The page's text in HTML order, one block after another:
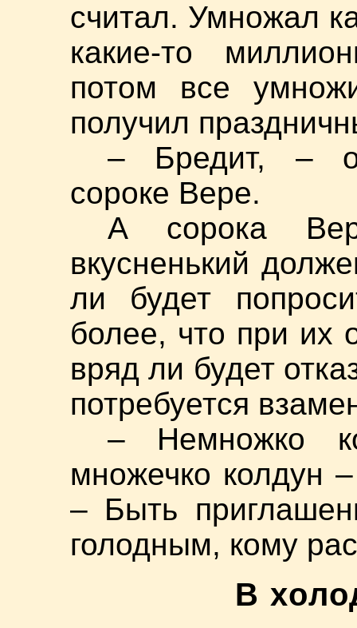
считал. Умножал
какие-то
потом все
получил
– Бредит, –
сороке Вере.
А сорока
вкусненький
ли будет
более, что при их
вряд ли будет
потребуется
– Немножко
множечко колдун
– Быть
голодным, кому
В